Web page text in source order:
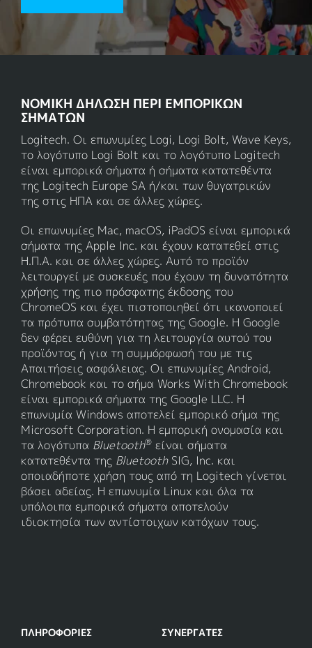
ΝΟΜΙΚΗ ΔΗΛΩΣΗ ΠΕΡΙ ΕΜΠΟΡΙΚΩΝ
ΣΗΜΑΤΩΝ
Logitech. Οι επωνυμίες Logi, Logi Bolt, Wave Keys,
το λογότυπο Logi Bolt και το λογότυπο Logitech
είναι εμπορικά σήματα ή σήματα κατατεθέντα
της Logitech Europe SA ή/και των θυγατρικών
της στις ΗΠΑ και σε άλλες χώρες.
Οι επωνυμίες Mac, macOS, iPadOS είναι εμπορικά
σήματα της Apple Inc. και έχουν κατατεθεί στις
Η.Π.Α. και σε άλλες χώρες. Αυτό το προϊόν
λειτουργεί με συσκευές που έχουν τη δυνατότητα
χρήσης της πιο πρόσφατης έκδοσης του
ChromeOS και έχει πιστοποιηθεί ότι ικανοποιεί
τα πρότυπα συμβατότητας της Google. Η Google
δεν φέρει ευθύνη για τη λειτουργία αυτού του
προϊόντος ή για τη συμμόρφωσή του με τις
Απαιτήσεις ασφάλειας. Οι επωνυμίες Android,
Chromebook και το σήμα Works With Chromebook
είναι εμπορικά σήματα της Google LLC. Η
επωνυμία Windows αποτελεί εμπορικό σήμα της
Microsoft Corporation. Η εμπορική ονομασία και
τα λογότυπα Bluetooth® είναι σήματα
κατατεθέντα της BluetoothSIG, Inc. και
οποιαδήποτε χρήση τους από τη Logitech γίνεται
βάσει αδείας. Η επωνυμία Linux και όλα τα
υπόλοιπα εμπορικά σήματα αποτελούν
ιδιοκτησία των αντίστοιχων κατόχων τους.
ΠΛΗΡΟΦΟΡΊΕΣ ΣΥΝΕΡΓΆΤΕΣ